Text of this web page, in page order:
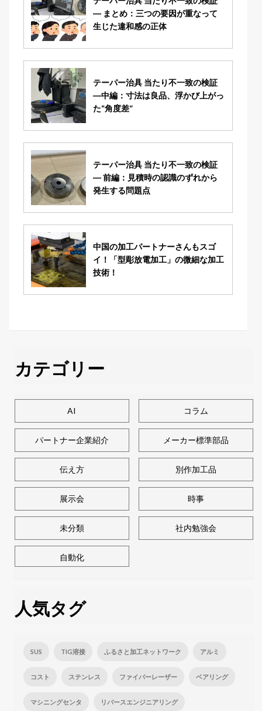
― まとめ：三つの要因が重なって
生じた違和感の正体
テーパー治具 当たり不一致の検証
―中編：寸法は良品、浮かび上がっ
た“角度差”
テーパー治具 当たり不一致の検証
― 前編：見積時の認識のずれから
発生する問題点
中国の加工パートナーさんもスゴ
イ！「型彫放電加工」の微細な加工
技術！
カテゴリー
AI コラム
パートナー企業紹介 メーカー標準部品
伝え方 別作加工品
展示会 時事
未分類 社内勉強会
自動化
人気タグ
SUS TIG溶接 ふるさと加工ネットワーク アルミ
コスト ステンレス ファイバーレーザー ベアリング
マシニングセンタ リバースエンジニアリング